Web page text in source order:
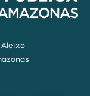
Aleixo